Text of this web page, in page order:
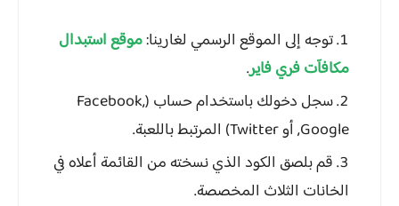
توجه إلى الموقع الرسمي لغارينا:موقع استبدال
مكافآت فري فاير.
سجل دخولك باستخدام حساب (Facebook,
Google, أو Twitter) المرتبط باللعبة.
قم بلصق الكود الذي نسخته من القائمة أعلاه في
الخانات الثلاث المخصصة.